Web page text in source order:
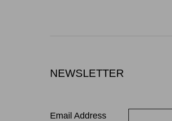
NEWSLETTER
Email Address